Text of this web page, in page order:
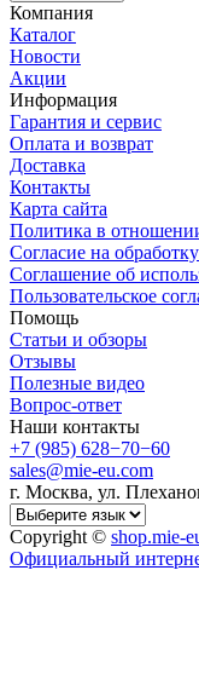
Компания
Каталог
Новости
Акции
Информация
Гарантия и сервис
Оплата и возврат
Доставка
Контакты
Карта сайта
Политика в
Cогласие на
Cоглашение об
Пользовательское
Помощь
Статьи и обзоры
Отзывы
Полезные видео
Вопрос-ответ
Наши контакты
+7 (985) 628−70−60
sales@mie-eu.com
г. Москва, ул.
Copyright © shop.mie-
Официальный